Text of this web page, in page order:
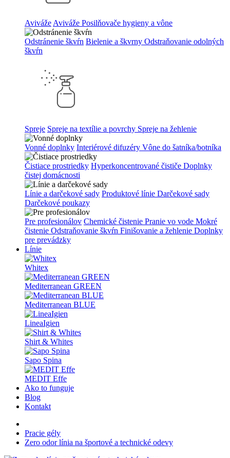
Aviváže Aviváže Posilňovače hygieny a vône
Odstránenie škvŕn Bielenie a škvrny Odstraňovanie odolných
škvŕn
Spreje Spreje na textílie a povrchy Spreje na žehlenie
Vonné doplnky Interiérové difuzéry Vône do šatníka/botníka
Čistiace prostriedky Hyperkoncentrované čističe Doplnky
čistej domácnosti
Línie a darčekové sady Produktové línie Darčekové sady
Darčekové poukazy
Pre profesionálov Chemické čistenie Pranie vo vode Mokré
čistenie Odstraňovanie škvŕn Finišovanie a žehlenie Doplnky
pre prevádzky
Línie
Whitex
Mediterranean GREEN
Mediterranean BLUE
LineaIgien
Shirt & Whites
Sapo Spina
MEDIT Effe
Ako to funguje
Blog
Kontakt
Pracie gély
Zero odor línia na športové a technické odevy